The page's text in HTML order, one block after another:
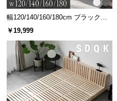
幅120/140/160/180cm ブラックフ
レーム ダイニング 大理石調 4人掛
￥19,999